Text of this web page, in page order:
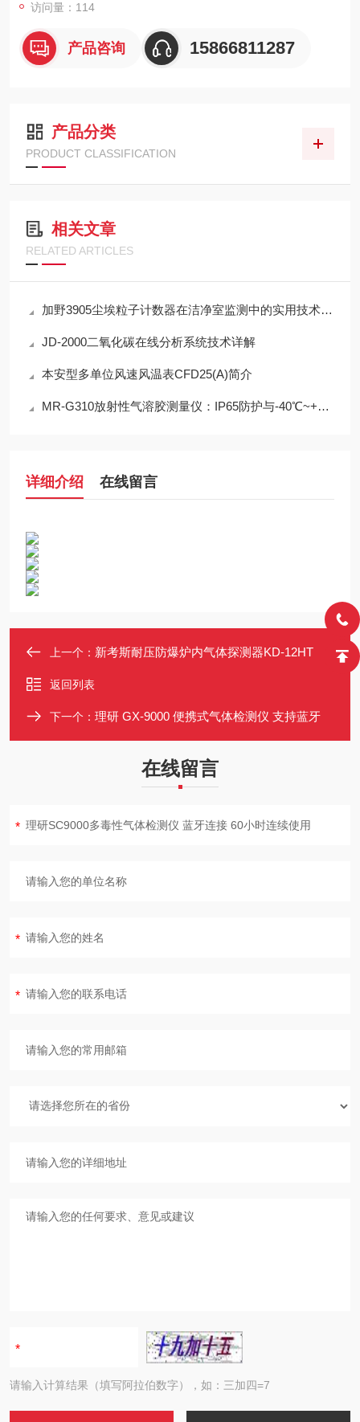
访问量：114
产品咨询 15866811287
产品分类
PRODUCT CLASSIFICATION
相关文章
RELATED ARTICLES
加野3905尘埃粒子计数器在洁净室监测中的实用技术解析
JD-2000二氧化碳在线分析系统技术详解
本安型多单位风速风温表CFD25(A)简介
MR-G310放射性气溶胶测量仪：IP65防护与-40℃~+50℃宽温工作能力
详细介绍 在线留言
上一个： 新考斯耐压防爆炉内气体探测器KD-12HT
返回列表
下一个： 理研 GX-9000 便携式气体检测仪 支持蓝牙
在线留言
请输入计算结果（填写阿拉伯数字），如：三加四=7